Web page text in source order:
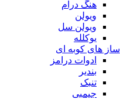
هنگ درام
ویولن
ویولن سل
یوکلله
ساز های کوبه ای
ادوات درامز
بندیر
تنبک
جیمبی